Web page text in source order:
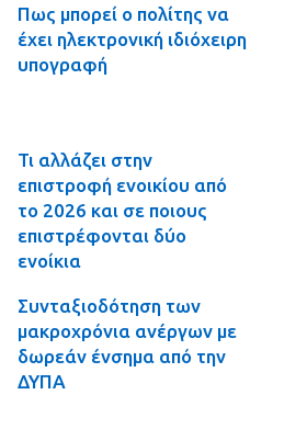
Πως μπορεί ο πολίτης να
έχει ηλεκτρονική ιδιόχειρη
υπογραφή
Τι αλλάζει στην
επιστροφή ενοικίου από
το 2026 και σε ποιους
επιστρέφονται δύο
ενοίκια
Συνταξιοδότηση των
μακροχρόνια ανέργων με
δωρεάν ένσημα από την
ΔΥΠΑ